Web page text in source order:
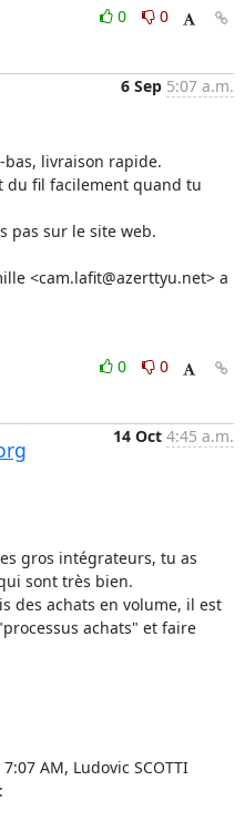
0
0
6 Sep 5:07 a.m.
livraison rapide.
du fil facilement quand tu
pas sur le site web.
<cam.lafit@azerttyu.net> a
0
0
14 Oct 4:45 a.m.
gros intégrateurs, tu as
sont très bien.
des achats en volume, il est
achats" et faire
AM, Ludovic SCOTTI